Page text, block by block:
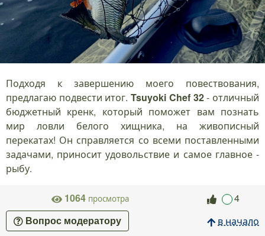
Подходя к завершению моего повествования,
предлагаю подвести итог.Tsuyoki Chef 32- отличный
бюджетный кренк, который поможет вам познать
мир ловли белого хищника, на живописный
перекатах! Он справляется со всеми поставленными
задачами, приносит удовольствие и самое главное -
рыбу.
1064 просмотра 4
Вопрос модератору в начало